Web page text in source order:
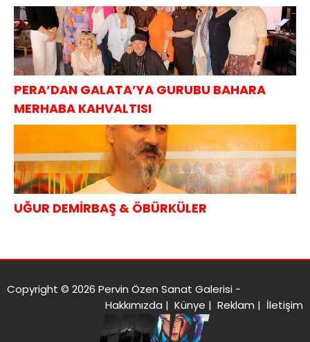
PERA’DAN GALATA’YA GURUBU BAHARA
MERHABA KAHVALTISI
UĞUR DEMİRBAŞ & ÖBÜRKÜLER
Copyright © 2026 Pervin Özen Sanat Galerisi -
Hakkımızda | Künye | Reklam | İletişim